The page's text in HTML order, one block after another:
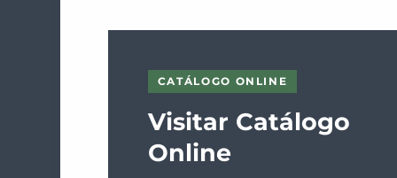
CATÁLOGO ONLINE
Visitar Catálogo
Online